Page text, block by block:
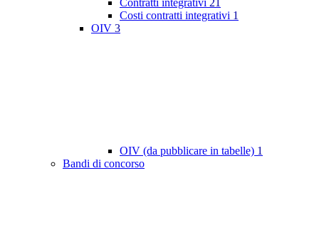
Contratti integrativi 21
Costi contratti integrativi 1
OIV 3
OIV (da pubblicare in tabelle) 1
Bandi di concorso